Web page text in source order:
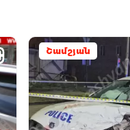
Շամշյան